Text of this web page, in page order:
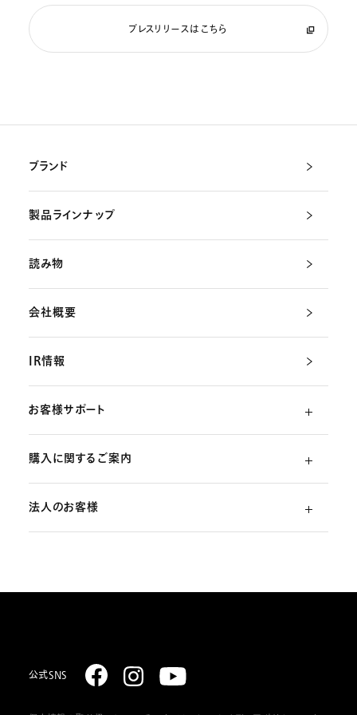
プレスリリースはこちら
ブランド
製品ラインナップ
読み物
会社概要
IR情報
お客様サポート
よくあるご質問
部品・消耗品のご注文
購入に関するご案内
ご利用ガイド（初めての方）
お届けについて
法人のお客様
公式SNS